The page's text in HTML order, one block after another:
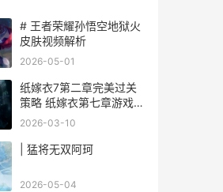
# 王者荣耀孙悟空地狱火
皮肤视频解析
2026-05-01
纸嫁衣7第二章完美过关
策略 纸嫁衣第七章游戏攻
略
2026-03-10
| 猛将无双阿珂
2026-05-04